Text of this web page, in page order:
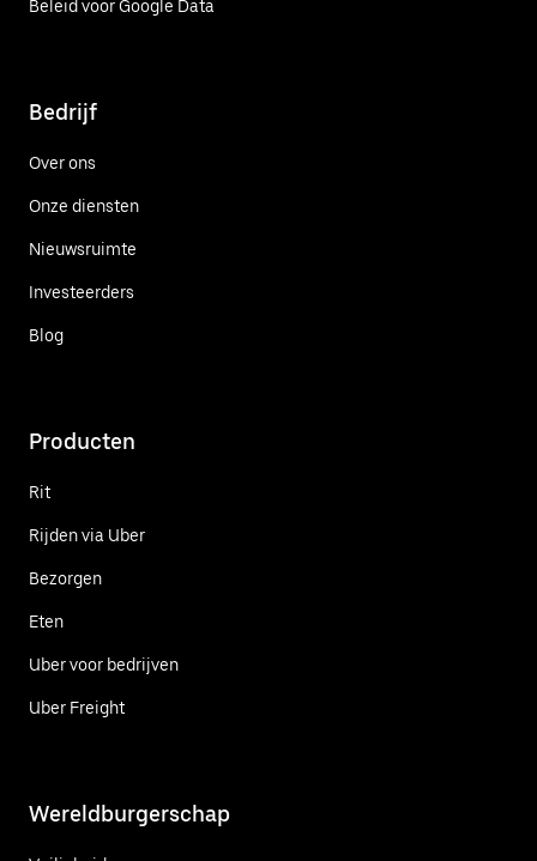
Beleid voor Google Data
Bedrijf
Over ons
Onze diensten
Nieuwsruimte
Investeerders
Blog
Producten
Rit
Rijden via Uber
Bezorgen
Eten
Uber voor bedrijven
Uber Freight
Wereldburgerschap